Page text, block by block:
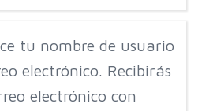
tu nombre de usuario
electrónico. Recibirás
electrónico con